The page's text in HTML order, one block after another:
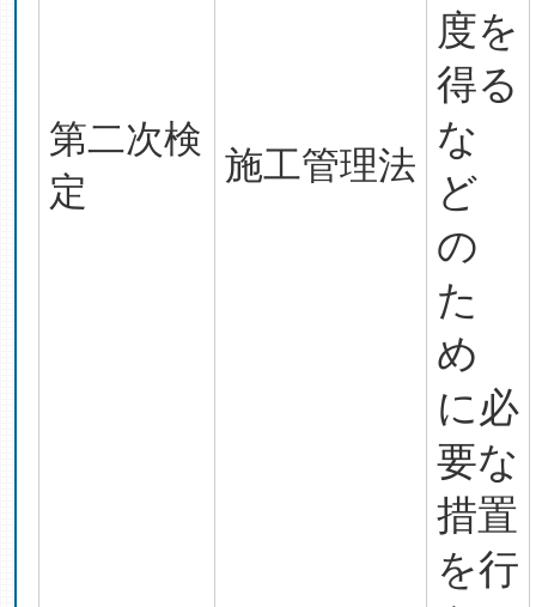
第二次検
定
施工管理法
度を
得る
な
ど
の
た
め
に必
要な
措置
を行